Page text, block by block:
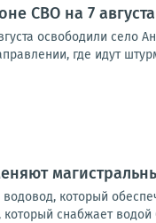
СВО на 7 августа
освободили село
где идут
который
снабжает